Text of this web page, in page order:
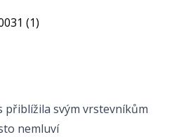
přiblížila svým vrstevníkům
nemluví